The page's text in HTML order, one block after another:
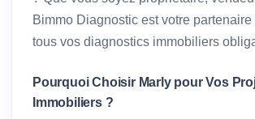
Bimmo Diagnostic est votre
tous vos diagnostics immobiliers
Pourquoi Choisir Marly pour Vos
Immobiliers ?